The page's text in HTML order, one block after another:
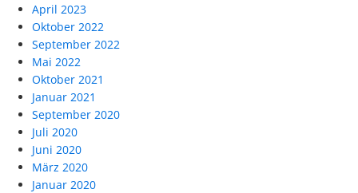
April 2023
Oktober 2022
September 2022
Mai 2022
Oktober 2021
Januar 2021
September 2020
Juli 2020
Juni 2020
März 2020
Januar 2020